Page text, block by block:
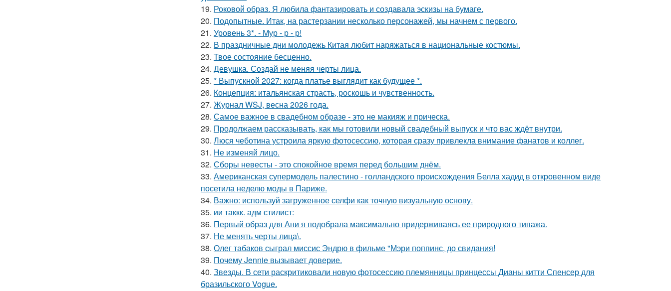
19. Роковой образ. Я любила фантазировать и создавала эскизы на бумаге.
20. Подопытные. Итак, на растерзании несколько персонажей, мы начнем с первого.
21. Уровень 3*. - Мур - р - р!
22. В праздничные дни молодежь Китая любит наряжаться в национальные костюмы.
23. Твое состояние бесценно.
24. Девушка. Создай не меняя черты лица.
25. * Выпускной 2027: когда платье выглядит как будущее *.
26. Концепция: итальянская страсть, роскошь и чувственность.
27. Журнал WSJ, весна 2026 года.
28. Самое важное в свадебном образе - это не макияж и прическа.
29. Продолжаем рассказывать, как мы готовили новый свадебный выпуск и что вас ждёт внутри.
30. Люся чеботина устроила яркую фотосессию, которая сразу привлекла внимание фанатов и коллег.
31. Не изменяй лицо.
32. Сборы невесты - это спокойное время перед большим днём.
33. Американская супермодель палестино - голландского происхождения Белла хадид в откровенном виде
посетила неделю моды в Париже.
34. Важно: используй загруженное селфи как точную визуальную основу.
35. ии таккк. адм стилист:
36. Первый образ для Ани я подобрала максимально придерживаясь ее природного типажа.
37. Не менять черты лица\.
38. Олег табаков сыграл миссис Эндрю в фильме "Мэри поппинс, до свидания!
39. Почему Jennie вызывает доверие.
40. Звезды. В сети раскритиковали новую фотосессию племянницы принцессы Дианы китти Спенсер для
бразильского Vogue.